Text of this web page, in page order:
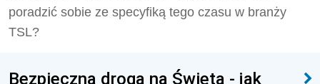
poradzić sobie ze specyfiką tego czasu w branży
TSL?
Bezpieczna droga na Święta - jak